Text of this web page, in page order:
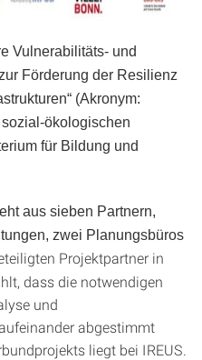
Vulnerabilitäts- und
Förderung der Resilienz
(Akronym:
ökologischen
für Bildung und
aus sieben Partnern,
zwei Planungsbüros
Projektpartner in
dass die notwendigen
und
abgestimmt
liegt bei IREUS.